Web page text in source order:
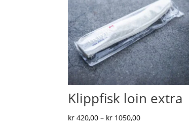
Klippfisk loin extra
kr 420,00 – kr 1050,00Prisområde: